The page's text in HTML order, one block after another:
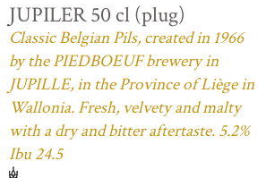
JUPILER 50 cl (plug)
Classic Belgian Pils, created in 1966
by the PIEDBOEUF brewery in
JUPILLE, in the Province of Liège in
Wallonia. Fresh, velvety and malty
with a dry and bitter aftertaste. 5.2%
Ibu 24.5